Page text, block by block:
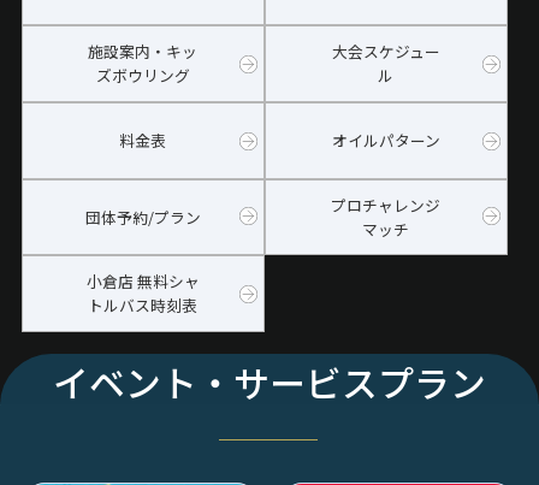
施設案内・キッ
ズボウリング
大会スケジュー
ル
料金表 オイルパターン
団体予約/プラン
プロチャレンジ
マッチ
小倉店 無料シャ
トルバス時刻表
イベント・サービスプラン